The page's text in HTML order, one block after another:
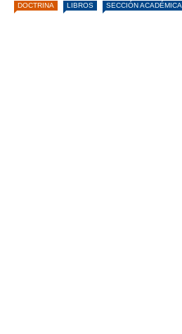
DOCTRINA LIBROS SECCIÓN ACADÉMICA